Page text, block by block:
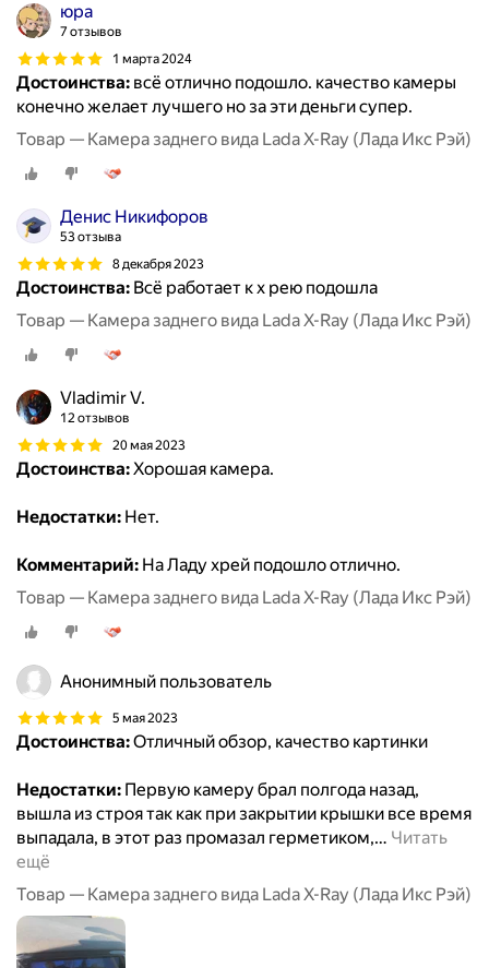
юра
7 отзывов
1 марта 2024
Достоинства: всё отлично подошло. качество камеры
конечно желает лучшего но за эти деньги супер.
Товар — Камера заднего вида Lada X-Ray (Лада Икс Рэй)
Денис Никифоров
53 отзыва
8 декабря 2023
Достоинства: Всё работает к х рею подошла
Товар — Камера заднего вида Lada X-Ray (Лада Икс Рэй)
Vladimir V.
12 отзывов
20 мая 2023
Достоинства:Хорошая камера.
Недостатки: Нет.
Комментарий: На Ладу хрей подошло отлично.
Товар — Камера заднего вида Lada X-Ray (Лада Икс Рэй)
Анонимный пользователь
5 мая 2023
Достоинства:Отличный обзор, качество картинки
Недостатки: Первую камеру брал полгода назад,
вышла из строя так как при закрытии крышки все время
выпадала, в этот раз промазал герметиком,… Читать
ещё
Товар — Камера заднего вида Lada X-Ray (Лада Икс Рэй)